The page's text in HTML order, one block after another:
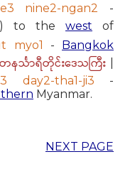
nine2-ngan2
-
to the west of
myo1 - Bangkok
တနင်္သာရီတိုင်းဒေသကြီး
day2-tha1-ji3 -
Myanmar.
NEXT PAGE